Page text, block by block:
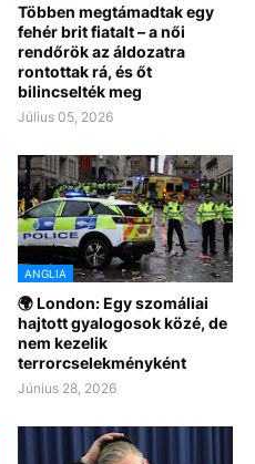
Többen megtámadtak egy
fehér brit fiatalt – a női
rendőrök az áldozatra
rontottak rá, és őt
bilincselték meg
Július 05, 2026
ANGLIA
🌍 London: Egy szomáliai
hajtott gyalogosok közé, de
nem kezelik
terrorcselekményként
Június 28, 2026